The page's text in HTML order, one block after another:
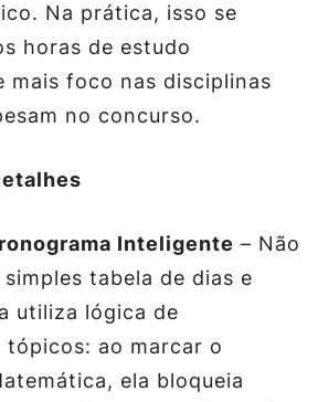
Na prática, isso se
horas de estudo
mais foco nas disciplinas
no concurso.
Inteligente – Não
tabela de dias e
utiliza lógica de
tópicos: ao marcar o
ela bloqueia